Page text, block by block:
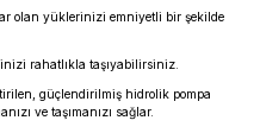
olan yüklerinizi emniyetli bir şekilde
rahatlıkla taşıyabilirsiniz.
güçlendirilmiş hidrolik pompa
ve taşımanızı sağlar.